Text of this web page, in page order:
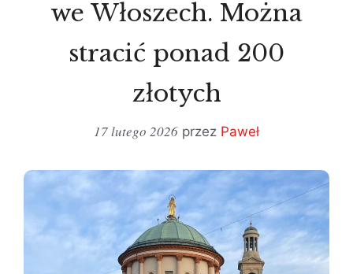
we Włoszech. Można
stracić ponad 200
złotych
17 lutego 2026 przez Paweł